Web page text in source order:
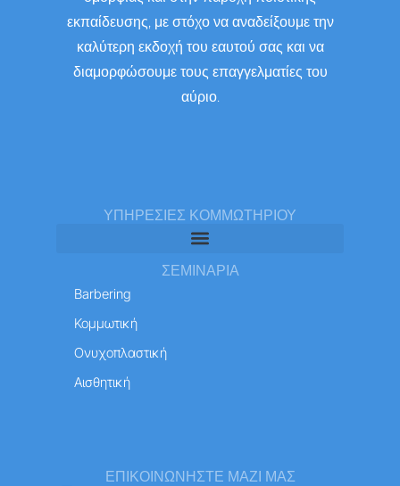
o
k
g
r
a
m
εκπαίδευσης, με στόχο να αναδείξουμε την
καλύτερη εκδοχή του εαυτού σας και να
διαμορφώσουμε τους επαγγελματίες του
αύριο.​
ΥΠΗΡΕΣΊΕΣ ΚΟΜΜΩΤΗΡΊΟΥ
ΣΕΜΙΝΑΡΙΑ
Barbering
Κομμωτική
Ονυχοπλαστική
Αισθητική
ΕΠΙΚΟΙΝΩΝΉΣΤΕ ΜΑΖΊ ΜΑΣ